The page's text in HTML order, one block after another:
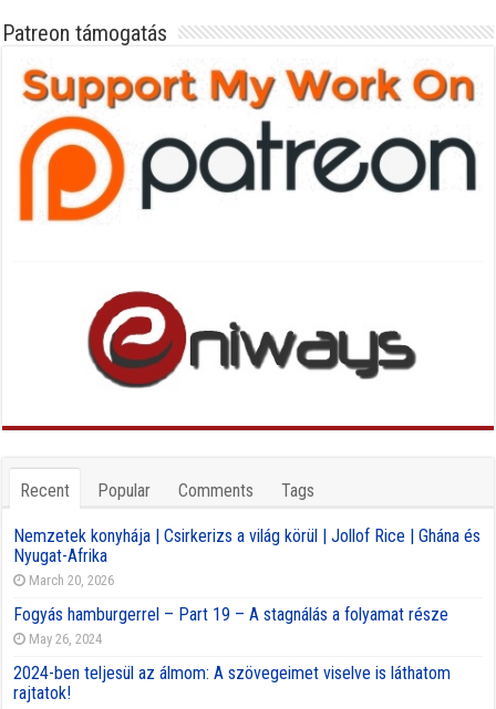
Patreon támogatás
Recent Popular Comments Tags
Nemzetek konyhája | Csirkerizs a világ körül | Jollof Rice | Ghána és
Nyugat-Afrika
March 20, 2026
Fogyás hamburgerrel – Part 19 – A stagnálás a folyamat része
May 26, 2024
2024-ben teljesül az álmom: A szövegeimet viselve is láthatom
rajtatok!